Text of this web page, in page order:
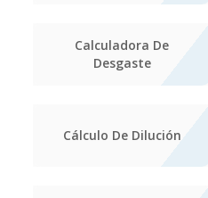
Calculadora De
Desgaste
Cálculo De Dilución